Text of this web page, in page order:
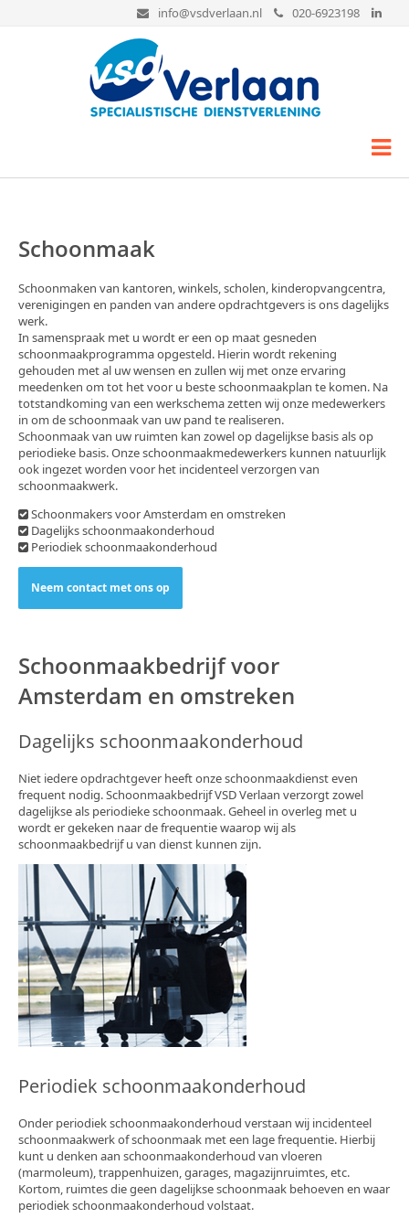
info@vsdverlaan.nl 020-6923198
Over VSD Verlaan
Schoonmaak
Vloeronderhoud
Gevelreiniging
Hoogwerkerverhuur
Vogelwering
Bouwopruiming
Extra handen (Handyman)
Schoonmaakartikelen
Contact
Schoonmaak
Schoonmaken van kantoren, winkels, scholen, kinderopvangcentra,
verenigingen en panden van andere opdrachtgevers is ons dagelijks
werk.
In samenspraak met u wordt er een op maat gesneden
schoonmaakprogramma opgesteld. Hierin wordt rekening
gehouden met al uw wensen en zullen wij met onze ervaring
meedenken om tot het voor u beste schoonmaakplan te komen. Na
totstandkoming van een werkschema zetten wij onze medewerkers
in om de schoonmaak van uw pand te realiseren.
Schoonmaak van uw ruimten kan zowel op dagelijkse basis als op
periodieke basis. Onze schoonmaakmedewerkers kunnen natuurlijk
ook ingezet worden voor het incidenteel verzorgen van
schoonmaakwerk.
Schoonmakers voor Amsterdam en omstreken
Dagelijks schoonmaakonderhoud
Periodiek schoonmaakonderhoud
Neem contact met ons op
Schoonmaakbedrijf voor
Amsterdam en omstreken
Dagelijks schoonmaakonderhoud
Niet iedere opdrachtgever heeft onze schoonmaakdienst even
frequent nodig. Schoonmaakbedrijf VSD Verlaan verzorgt zowel
dagelijkse als periodieke schoonmaak. Geheel in overleg met u
wordt er gekeken naar de frequentie waarop wij als
schoonmaakbedrijf u van dienst kunnen zijn.
Periodiek schoonmaakonderhoud
Onder periodiek schoonmaakonderhoud verstaan wij incidenteel
schoonmaakwerk of schoonmaak met een lage frequentie. Hierbij
kunt u denken aan schoonmaakonderhoud van vloeren
(marmoleum), trappenhuizen, garages, magazijnruimtes, etc.
Kortom, ruimtes die geen dagelijkse schoonmaak behoeven en waar
periodiek schoonmaakonderhoud volstaat.